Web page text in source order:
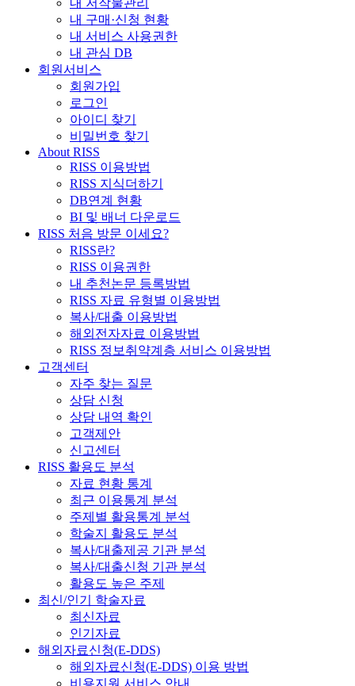
내 구매·신청 현황
내 서비스 사용권한
내 관심 DB
회원서비스
회원가입
로그인
아이디 찾기
비밀번호 찾기
About RISS
RISS 이용방법
RISS 지식더하기
DB연계 현황
BI 및 배너 다운로드
RISS 처음 방문 이세요?
RISS란?
RISS 이용권한
내 추천논문 등록방법
RISS 자료 유형별 이용방법
복사/대출 이용방법
해외전자자료 이용방법
RISS 정보취약계층 서비스 이용방법
고객센터
자주 찾는 질문
상담 신청
상담 내역 확인
고객제안
신고센터
RISS 활용도 분석
자료 현황 통계
최근 이용통계 분석
주제별 활용통계 분석
학술지 활용도 분석
복사/대출제공 기관 분석
복사/대출신청 기관 분석
활용도 높은 주제
최신/인기 학술자료
최신자료
인기자료
해외자료신청(E-DDS)
해외자료신청(E-DDS) 이용 방법
비용지원 서비스 안내